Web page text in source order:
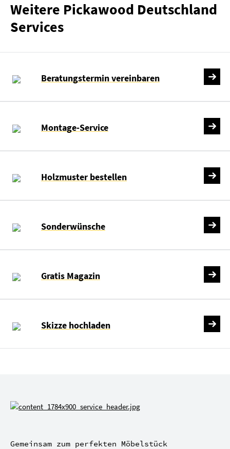
Weitere Pickawood Deutschland
Services
Beratungstermin vereinbaren
Montage-Service
Holzmuster bestellen
Sonderwünsche
Gratis Magazin
Skizze hochladen
Gemeinsam zum perfekten Möbelstück